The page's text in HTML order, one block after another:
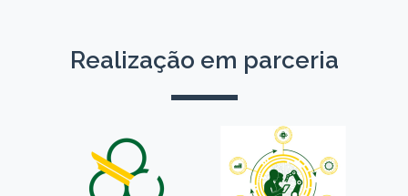
Realização em parceria